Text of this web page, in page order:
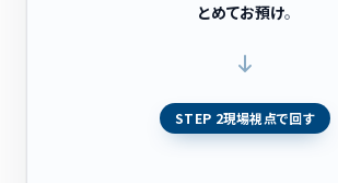
とめてお預け。
STEP 2現場視点で回す